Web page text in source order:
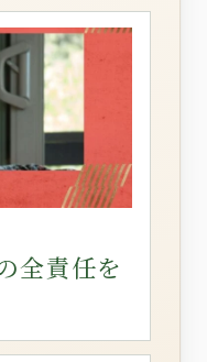
全責任を